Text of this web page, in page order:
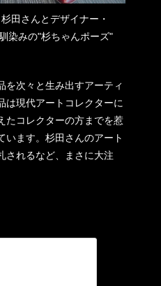
田さんとデザイナー・
染みの"杉ちゃんポーズ"
を次々と生み出すアーティ
は現代アートコレクターに
たコレクターの方までを惹
います。杉田さんのアート
されるなど、まさに大注